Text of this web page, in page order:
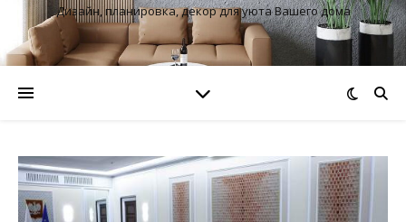
Дизайн, планировка, декор для уюта Вашего дома